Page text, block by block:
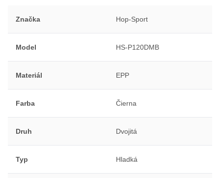
Značka Hop-Sport
Model HS-P120DMB
Materiál EPP
Farba Čierna
Druh Dvojitá
Typ Hladká